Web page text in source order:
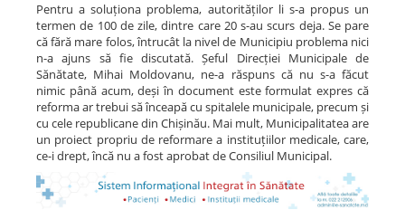
Pentru a soluționa problema, autorităților li s-a propus un
termen de 100 de zile, dintre care 20 s-au scurs deja. Se pare
că fără mare folos, întrucât la nivel de Municipiu problema nici
n-a ajuns să fie discutată. Șeful Direcției Municipale de
Sănătate, Mihai Moldovanu, ne-a răspuns că nu s-a făcut
nimic până acum, deși în document este formulat expres că
reforma ar trebui să înceapă cu spitalele municipale, precum și
cu cele republicane din Chișinău. Mai mult, Municipalitatea are
un proiect propriu de reformare a instituțiilor medicale, care,
ce-i drept, încă nu a fost aprobat de Consiliul Municipal.